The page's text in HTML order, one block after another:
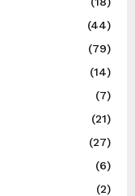
(44)
(79)
(14)
(7)
(21)
(27)
(6)
(2)